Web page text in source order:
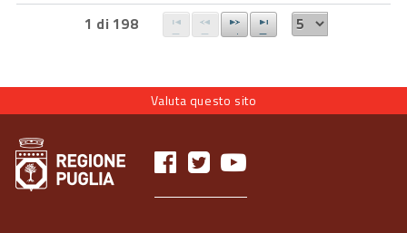
1 di 198
Valuta questo sito